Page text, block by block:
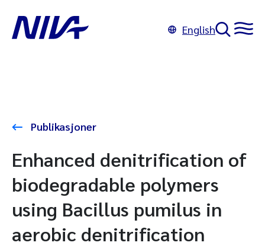
English
Publikasjoner
Enhanced denitrification of
biodegradable polymers
using Bacillus pumilus in
aerobic denitrification